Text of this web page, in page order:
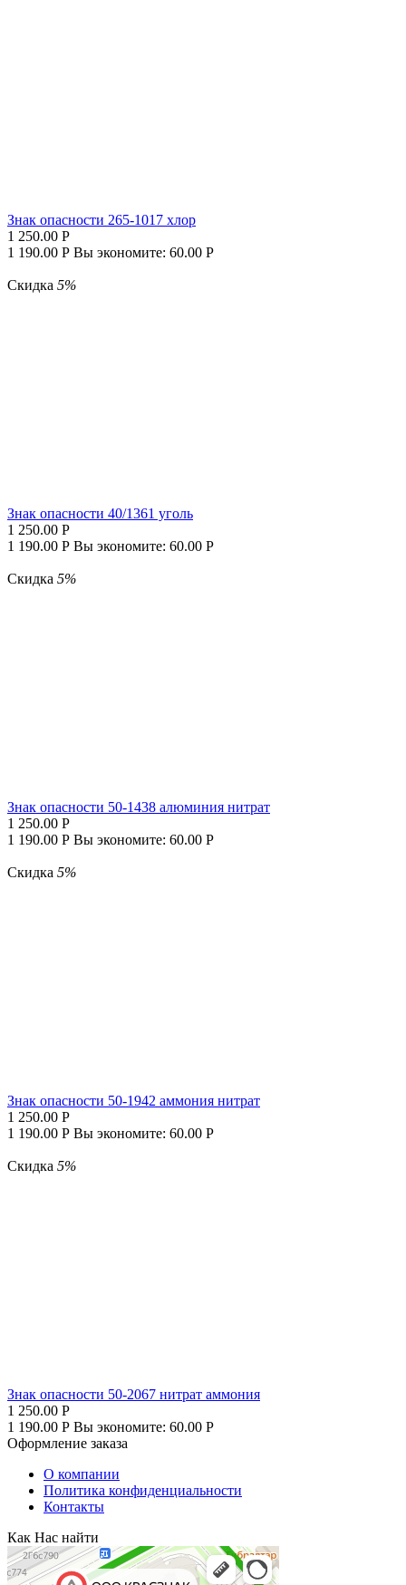
Знак опасности 265-1017 хлор
1 250.00 Р
1 190.00 Р Вы экономите: 60.00 Р
Скидка 5%
Знак опасности 40/1361 уголь
1 250.00 Р
1 190.00 Р Вы экономите: 60.00 Р
Скидка 5%
Знак опасности 50-1438 алюминия нитрат
1 250.00 Р
1 190.00 Р Вы экономите: 60.00 Р
Скидка 5%
Знак опасности 50-1942 аммония нитрат
1 250.00 Р
1 190.00 Р Вы экономите: 60.00 Р
Скидка 5%
Знак опасности 50-2067 нитрат аммония
1 250.00 Р
1 190.00 Р Вы экономите: 60.00 Р
Оформление заказа
О компании
Политика конфиденциальности
Контакты
Как Нас найти